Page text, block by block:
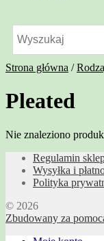
Strona główna /
Pleated
Nie znaleziono
Regulamin
Wysyłka i
Polityka
© 2026
Zbudowany za